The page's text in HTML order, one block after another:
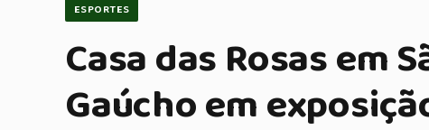
ESPORTES
Casa das Rosas em
Gaúcho em